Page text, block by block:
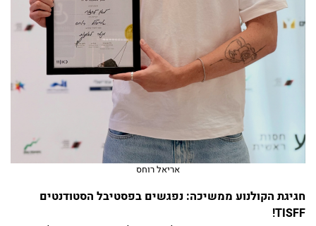
אריאל רוחס
חגיגת הקולנוע ממשיכה: נפגשים בפסטיבל הסטודנטים
TISFF!